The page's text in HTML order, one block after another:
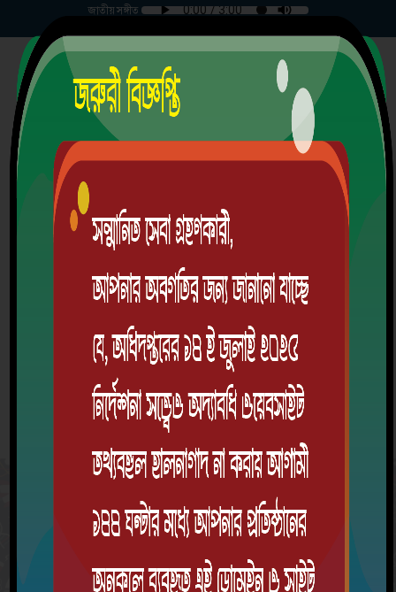
জাতীয় সঙ্গীত
চরমুগরিয়া মার্চেন্টস্ উচ্চ বিদ্যালয়
গ্রাম/রাস্তা: চরমুগরিয়া, ডাকঘর: চরমুগরিয়া-7901, উপজেলা: মাদারীপুর সদর, জেলা:
মাদারীপুর, বিভাগ: ঢাকা
স্থাপিতঃ ১৯৩১ খ্রিঃ
EIIN: 110731 | MPO Code: 3502011302
ডাউনলোড অ্যাপ লগইন অ্যালামনাই
সিলেবাস